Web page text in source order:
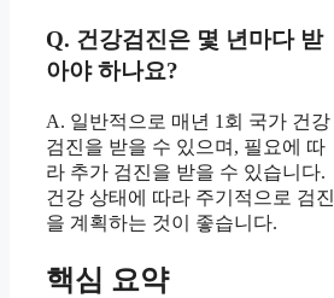
Q. 건강검진은 몇 년마다 받
아야 하나요?
A. 일반적으로 매년 1회 국가 건강
검진을 받을 수 있으며, 필요에 따
라 추가 검진을 받을 수 있습니다.
건강 상태에 따라 주기적으로 검진
을 계획하는 것이 좋습니다.
핵심 요약